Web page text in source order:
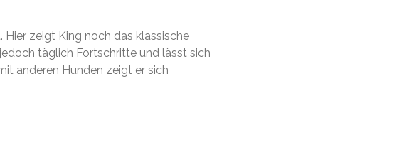
zeigt King noch das klassische
täglich Fortschritte und lässt sich
anderen Hunden zeigt er sich